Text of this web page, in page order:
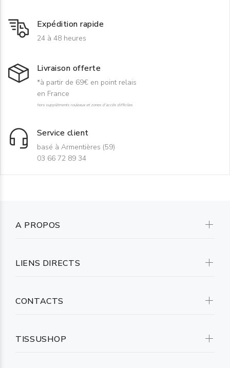
Expédition rapide
24 à 48 heures
Livraison offerte
*à partir de 69€ en point relais
en France
hors suppléments rouleaux et zones d'accès difficiles
Service client
basé à Armentières (59)
03 66 72 89 34
A PROPOS
LIENS DIRECTS
CONTACTS
TISSUSHOP